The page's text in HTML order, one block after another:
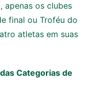
apenas os clubes
final ou Troféu do
atletas em suas
Categorias de